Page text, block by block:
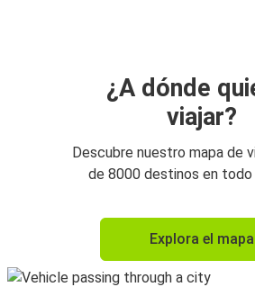
¿A dónde
viajar?
Descubre nuestro mapa de
de 8000 destinos en todo
Explora el mapa